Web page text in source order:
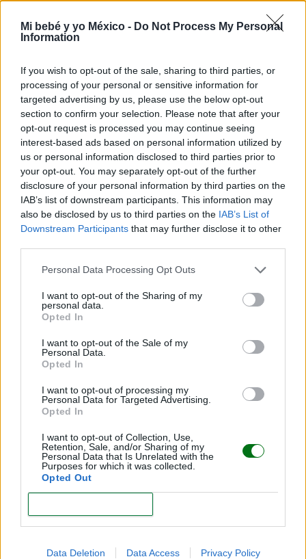
Mi bebé y yo México - Do Not Process My Personal
Information
If you wish to opt-out of the sale, sharing to third parties, or
processing of your personal or sensitive information for
targeted advertising by us, please use the below opt-out
section to confirm your selection. Please note that after your
opt-out request is processed you may continue seeing
interest-based ads based on personal information utilized by
us or personal information disclosed to third parties prior to
your opt-out. You may separately opt-out of the further
disclosure of your personal information by third parties on the
IAB’s list of downstream participants. This information may
also be disclosed by us to third parties on the IAB’s List of
Downstream Participants that may further disclose it to other
Personal Data Processing Opt Outs
I want to opt-out of the Sharing of my
personal data.
Opted In
I want to opt-out of the Sale of my
Personal Data.
Opted In
I want to opt-out of processing my
Personal Data for Targeted Advertising.
Opted In
I want to opt-out of Collection, Use,
Retention, Sale, and/or Sharing of my
Personal Data that Is Unrelated with the
Purposes for which it was collected.
Opted Out
Data Deletion Data Access Privacy Policy
Cómo crear una biblioteca infantil en casa y
LEER
buena adaptación!
LEER
¿Cómo afecta la discapacidad auditiva en el
aprendizaje escolar?
LEER